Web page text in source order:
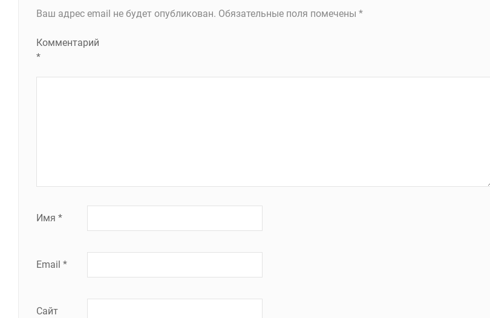
Ваш адрес email не будет опубликован. Обязательные поля помечены *
Комментарий
*
Имя *
Email *
Сайт